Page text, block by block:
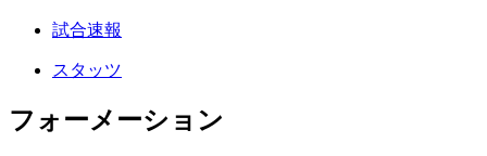
試合速報
スタッツ
フォーメーション